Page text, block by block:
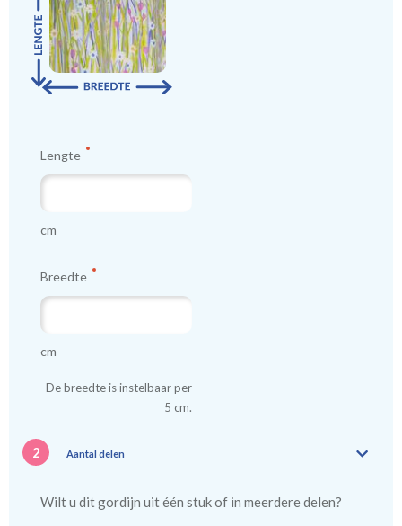
Lengte
cm
Breedte
cm
De breedte is instelbaar per
5 cm.
2 Aantal delen
Wilt u dit gordijn uit één stuk of in meerdere delen?